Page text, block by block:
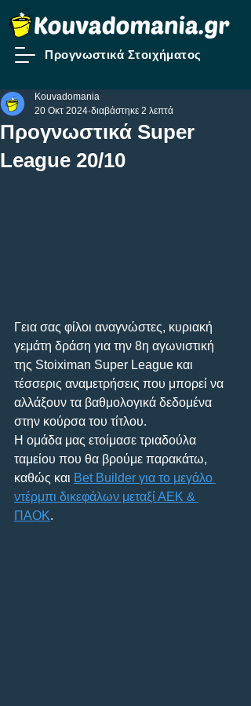
Προγνωστικά Στοιχήματος
Προγνωστικά Super
League 20/10
Kouvadomania
20 Οκτ 2024 διαβάστηκε 2 λεπτά
Γεια σας φίλοι αναγνώστες, κυριακή
γεμάτη δράση για την 8η αγωνιστική
της Stoiximan Super League και
τέσσερις αναμετρήσεις που μπορεί να
αλλάξουν τα βαθμολογικά δεδομένα
στην κούρσα του τίτλου.
Η ομάδα μας ετοίμασε τριαδούλα
ταμείου που θα βρούμε παρακάτω,
καθώς και Bet Builder για το μεγάλο
ντέρμπι δικεφάλων μεταξί ΑΕΚ &
ΠΑΟΚ.